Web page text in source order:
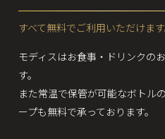
すべて無料でご利用いただけます
モディスはお食事・ドリンクの
す。
また常温で保管が可能なボトル
ープも無料で承っております。